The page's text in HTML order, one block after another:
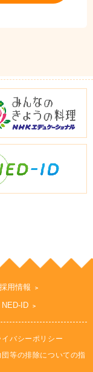
採用情報
NED-ID
イバシーポリシー
団等の排除についての指